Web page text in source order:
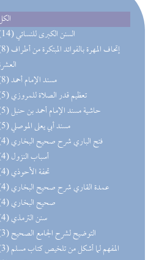
(14) السنن الكبرى للنسائي
(8) إتحاف المهرة
(8) مسند الإمام أحمد
(5) تعظيم قدر الصلاة للمروزي
(5) حاشية مسند الإمام أحمد بن حنبل
(5) مسند أبي يعلى الموصلي
(4) فتح الباري شرح صحيح البخاري
(4) أسباب النزول
(4) تحفة الأحوذي
(4) عمدة القاري شرح صحيح البخاري
(4) صحيح البخاري
(4) سنن الترمذي
(3) التوضيح لشرح الجامع الصحيح
(3) المفهم لما أشكل من تلخيص كتاب مسلم